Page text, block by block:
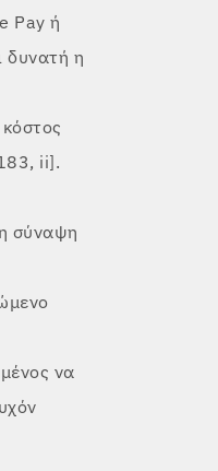
Pay ή
δυνατή η
ii].
σύναψη
να